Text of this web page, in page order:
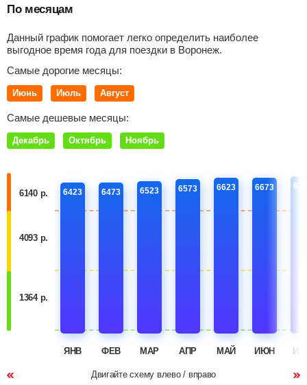
По месяцам
Данный график помогает легко определить наиболее
выгодное время года для поездки в Воронеж.
Самые дорогие месяцы:
Июнь Июль Август
Самые дешевые месяцы:
Декабрь Октябрь Ноябрь
6140 р.
4093 р.
1364 р.
6423
ЯНВ
6473
ФЕВ
6523
МАР
6573
АПР
6623
МАЙ
6673
ИЮН
Двигайте схему влево / вправо